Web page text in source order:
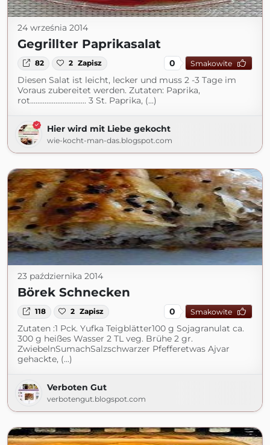
24 września 2014
Gegrillter Paprikasalat
82 2 Zapisz 0 Smakowite
Diesen Salat ist leicht, lecker und muss 2 -3 Tage im
Voraus zubereitet werden. Zutaten: Paprika,
rot............................... 3 St. Paprika, (...)
Hier wird mit Liebe gekocht
wie-kocht-man-das.blogspot.com
23 października 2014
Börek Schnecken
118 2 Zapisz 0 Smakowite
Zutaten :1 Pck. Yufka Teigblätter100 g Sojagranulat ca.
300 g heißes Wasser 2 TL veg. Brühe 2 gr.
ZwiebelnSumachSalzschwarzer Pfefferetwas Ajvar
gehackte, (...)
Verboten Gut
verbotengut.blogspot.com